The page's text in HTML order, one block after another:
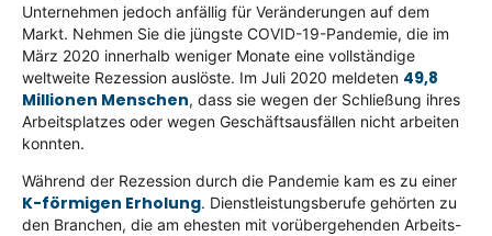
Unternehmen jedoch anfällig für Veränderungen auf dem
Markt. Nehmen Sie die jüngste COVID-19-Pandemie, die im
März 2020 innerhalb weniger Monate eine vollständige
weltweite Rezession auslöste. Im Juli 2020 meldeten 49,8
Millionen Menschen, dass sie wegen der Schließung ihres
Arbeitsplatzes oder wegen Geschäftsausfällen nicht arbeiten
konnten.
Während der Rezession durch die Pandemie kam es zu einer
K-förmigen Erholung. Dienstleistungsberufe gehörten zu
den Branchen, die am ehesten mit vorübergehenden Arbeits-